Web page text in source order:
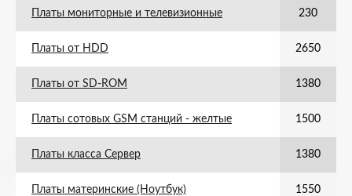
Платы мониторные и телевизионные 230
Платы от HDD 2650
Платы от SD-ROM 1380
Платы сотовых GSM станций - желтые 1500
Платы класса Сервер 1380
Платы материнские (Ноутбук) 1550